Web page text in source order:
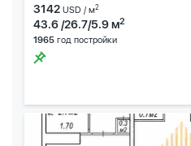
3142 USD / м2
43.6 /26.7/5.9 м2
1965 год постройки